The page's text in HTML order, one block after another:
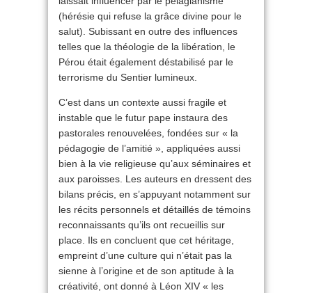
(hérésie qui refuse la grâce divine pour le
salut). Subissant en outre des influences
telles que la théologie de la libération, le
Pérou était également déstabilisé par le
terrorisme du Sentier lumineux.
C’est dans un contexte aussi fragile et
instable que le futur pape instaura des
pastorales renouvelées, fondées sur « la
pédagogie de l’amitié », appliquées aussi
bien à la vie religieuse qu’aux séminaires et
aux paroisses. Les auteurs en dressent des
bilans précis, en s’appuyant notamment sur
les récits personnels et détaillés de témoins
reconnaissants qu’ils ont recueillis sur
place. Ils en concluent que cet héritage,
empreint d’une culture qui n’était pas la
sienne à l’origine et de son aptitude à la
créativité, ont donné à Léon XIV « les